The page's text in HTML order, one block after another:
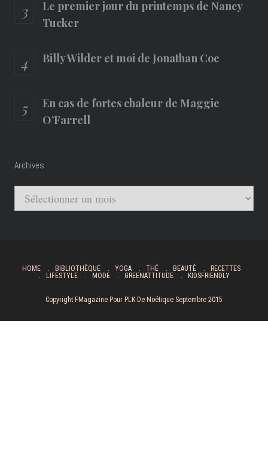
Le premier jour du printemps de Nancy
Tucker
Billy Wilder et moi de Jonathan Coe
En cas de fortes chaleur de Maggie
O’Farrell
Archives
Archives
HOME BIBLIOTHÈQUE YOGA THÉ BEAUTÉ
RECETTES
LIFESTYLE
MODE GREENATTITUDE KIDSFRIENDLY
Copyright FMagazine Pour PLK De Noétique Septembre 2015